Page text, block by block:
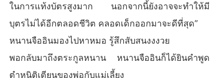
ในการแท้งบัตรสูงมาก นอกจากนี้ยังอาจจะทำให้มี
บุตรไม่ได้อีกตลอดชีวิต คลอดเด็กออกมาจะดีที่สุด”
หนานจืออินมองไปหาหมอ รู้สึกสับสนงงงวย
พอกลับมาถึงตระกูลหนาน หนานจืออินก็ได้ยินคำพูด
ตำหนิติเตียนของพ่อกับแม่เลี้ยง